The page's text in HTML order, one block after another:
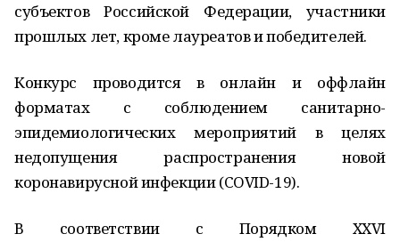
субъектов Российской Федерации, участники
прошлых лет, кроме лауреатов и победителей.
Конкурс проводится в онлайн и оффлайн
форматах с соблюдением санитарно-
эпидемиологических мероприятий в целях
недопущения распространения новой
коронавирусной инфекции (COVID-19).
В соответствии с Порядком XXVI